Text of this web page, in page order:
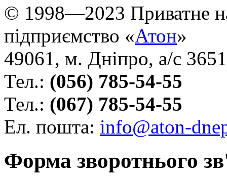
© 1998—2023 Приватне
підприємство «Атон»
49061, м. Дніпро, а/с 3651
Тел.: (056) 785-54-55
Тел.: (067) 785-54-55
Ел. пошта: info@aton-
Форма зворотнього